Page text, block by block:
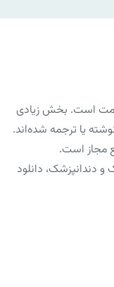
است. بخش زیادی
یا ترجمه شده‌اند.
مجاز است.
دندانپزشک، دانلود